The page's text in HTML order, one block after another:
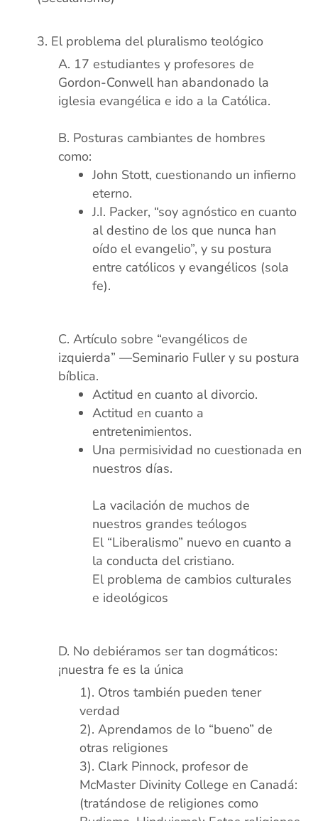
El problema del pluralismo teológico
17 estudiantes y profesores de
Gordon-Conwell han abandonado la
iglesia evangélica e ido a la Católica.
Posturas cambiantes de hombres
como:
John Stott, cuestionando un infierno
eterno.
J.I. Packer, “soy agnóstico en cuanto
al destino de los que nunca han
oído el evangelio”, y su postura
entre católicos y evangélicos (sola
fe).
Artículo sobre “evangélicos de
izquierda” —Seminario Fuller y su postura
bíblica.
Actitud en cuanto al divorcio.
Actitud en cuanto a
entretenimientos.
Una permisividad no cuestionada en
nuestros días.
La vacilación de muchos de
nuestros grandes teólogos
El “Liberalismo” nuevo en cuanto a
la conducta del cristiano.
El problema de cambios culturales
e ideológicos
No debiéramos ser tan dogmáticos:
¡nuestra fe es la única
Otros también pueden tener
verdad
Aprendamos de lo “bueno” de
otras religiones
Clark Pinnock, profesor de
McMaster Divinity College en Canadá:
(tratándose de religiones como